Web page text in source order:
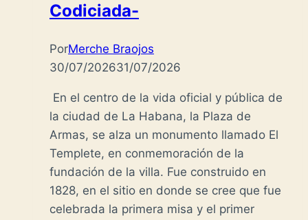
Codiciada-
PorMerche Braojos
30/07/202631/07/2026
En el centro de la vida oficial y pública de
la ciudad de La Habana, la Plaza de
Armas, se alza un monumento llamado El
Templete, en conmemoración de la
fundación de la villa. Fue construido en
1828, en el sitio en donde se cree que fue
celebrada la primera misa y el primer